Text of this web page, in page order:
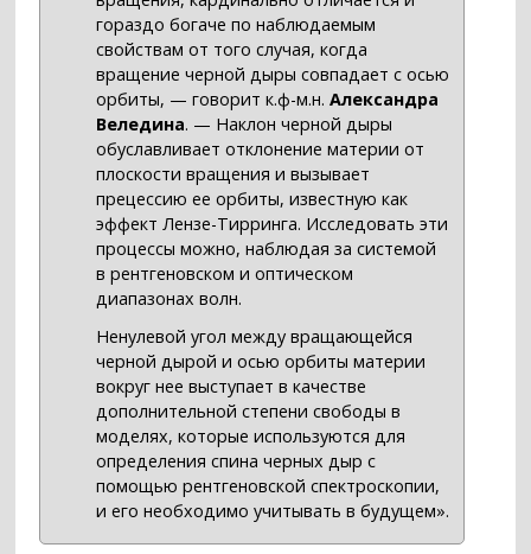
гораздо богаче по наблюдаемым
свойствам от того случая, когда
вращение черной дыры совпадает с осью
орбиты, — говорит к.ф-м.н.Александра
Веледина. — Наклон черной дыры
обуславливает отклонение материи от
плоскости вращения и вызывает
прецессию ее орбиты, известную как
эффект Лензе-Тирринга. Исследовать эти
процессы можно, наблюдая за системой
в рентгеновском и оптическом
диапазонах волн.
Ненулевой угол между вращающейся
черной дырой и осью орбиты материи
вокруг нее выступает в качестве
дополнительной степени свободы в
моделях, которые используются для
определения спина черных дыр с
помощью рентгеновской спектроскопии,
и его необходимо учитывать в будущем».